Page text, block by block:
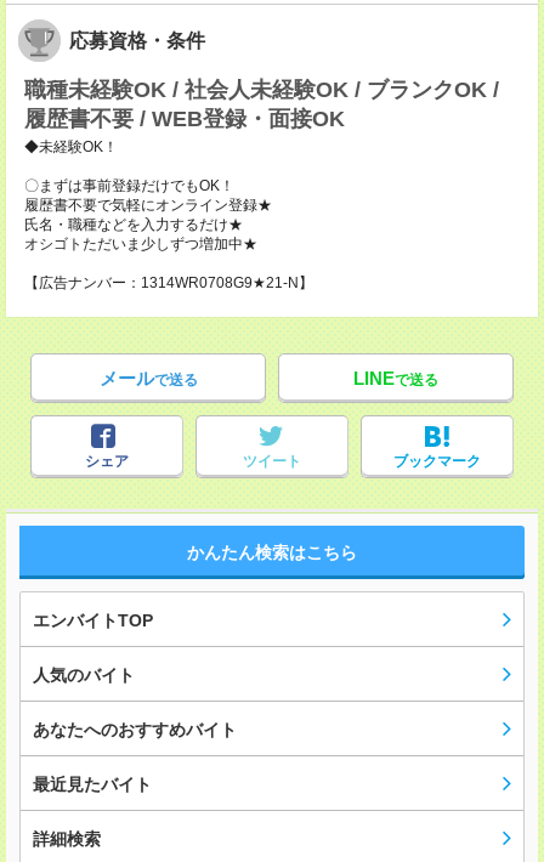
応募資格・条件
職種未経験OK / 社会人未経験OK / ブランクOK /
履歴書不要 / WEB登録・面接OK
◆未経験OK！
〇まずは事前登録だけでもOK！
履歴書不要で気軽にオンライン登録★
氏名・職種などを入力するだけ★
オシゴトただいま少しずつ増加中★
【広告ナンバー：1314WR0708G9★21-N】
メールで送る LINEで送る
シェア ツイート ブックマーク
かんたん検索はこちら
エンバイトTOP
人気のバイト
あなたへのおすすめバイト
最近見たバイト
詳細検索